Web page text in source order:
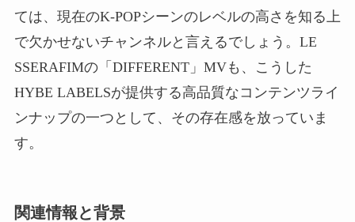
ては、現在のK-POPシーンのレベルの高さを知る上
で欠かせないチャンネルと言えるでしょう。LE
SSERAFIMの「DIFFERENT」MVも、こうした
HYBE LABELSが提供する高品質なコンテンツライ
ンナップの一つとして、その存在感を放っていま
す。
関連情報と背景